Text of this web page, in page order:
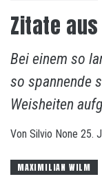
Zitate
Bei einem so
so spannende
Weisheiten
Von Silvio None 25.
MAXIMILIAN WILM